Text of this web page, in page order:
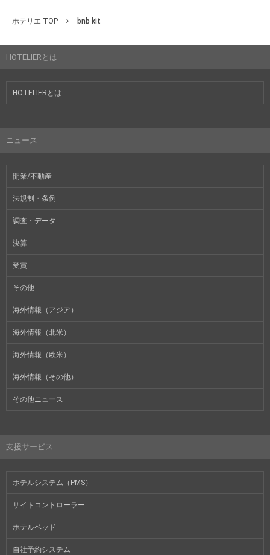
ホテリエ TOP bnb kit
HOTELIERとは
HOTELIERとは
ニュース
開業/不動産
法規制・条例
調査・データ
決算
受賞
その他
海外情報（アジア）
海外情報（北米）
海外情報（欧米）
海外情報（その他）
その他ニュース
支援サービス
ホテルシステム（PMS）
サイトコントローラー
ホテルベッド
自社予約システム